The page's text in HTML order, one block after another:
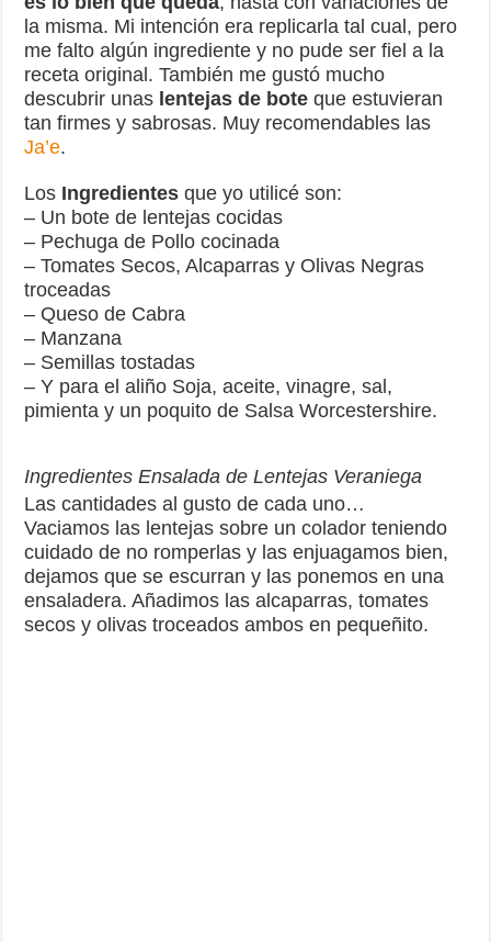
la misma. Mi intención era replicarla tal cual, pero
me falto algún ingrediente y no pude ser fiel a la
receta original. También me gustó mucho
descubrir unas lentejas de bote que estuvieran
tan firmes y sabrosas. Muy recomendables las
Ja’e.
Los Ingredientes que yo utilicé son:
– Un bote de lentejas cocidas
– Pechuga de Pollo cocinada
– Tomates Secos, Alcaparras y Olivas Negras
troceadas
– Queso de Cabra
– Manzana
– Semillas tostadas
– Y para el aliño Soja, aceite, vinagre, sal,
pimienta y un poquito de Salsa Worcestershire.
Ingredientes Ensalada de Lentejas Veraniega
Las cantidades al gusto de cada uno…
Vaciamos las lentejas sobre un colador teniendo
cuidado de no romperlas y las enjuagamos bien,
dejamos que se escurran y las ponemos en una
ensaladera. Añadimos las alcaparras, tomates
secos y olivas troceados ambos en pequeñito.